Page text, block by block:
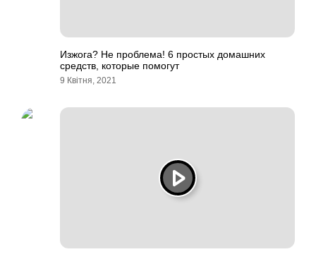
Изжога? Не проблема! 6 простых домашних
средств, которые помогут
9 Квітня, 2021